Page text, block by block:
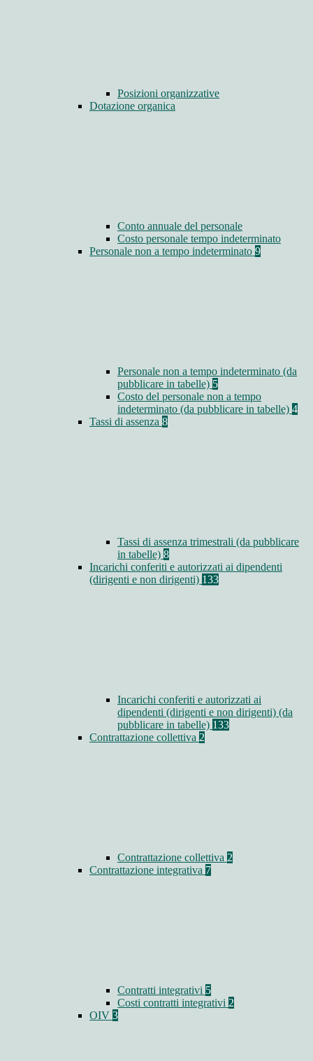
Posizioni organizzative
Dotazione organica
Conto annuale del personale
Costo personale tempo indeterminato
Personale non a tempo indeterminato 9
Personale non a tempo indeterminato (da
pubblicare in tabelle) 5
Costo del personale non a tempo
indeterminato (da pubblicare in tabelle) 4
Tassi di assenza 8
Tassi di assenza trimestrali (da pubblicare
in tabelle) 8
Incarichi conferiti e autorizzati ai dipendenti
(dirigenti e non dirigenti) 133
Incarichi conferiti e autorizzati ai
dipendenti (dirigenti e non dirigenti) (da
pubblicare in tabelle) 133
Contrattazione collettiva 2
Contrattazione collettiva 2
Contrattazione integrativa 7
Contratti integrativi 5
Costi contratti integrativi 2
OIV 3